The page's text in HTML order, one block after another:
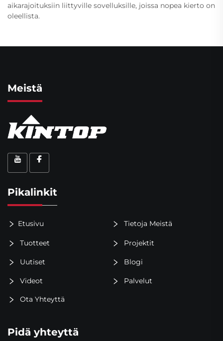
aikarajoituksiin liittyville sovelluksille, joissa nopea kierto on
oleellista.
Meistä
Pikalinkit
Etusivu Tietoja Meistä
Tuotteet Projektit
Uutiset Blogi
Videot Palvelut
Ota Yhteyttä
Pidä yhteyttä